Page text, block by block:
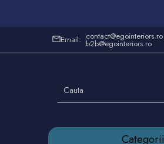
Email: contact@egointeriors.ro
b2b@egointeriors.ro
Categorii